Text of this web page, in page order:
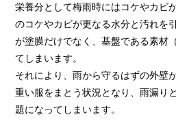
栄養分として梅雨時にはコケやカビ
のコケやカビが更なる水分と汚れを
が塗膜だけでなく、基盤である素材
てしまいます。
それにより、雨から守るはずの外壁
重い服をまとう状況となり、雨漏り
題になってしまいます。